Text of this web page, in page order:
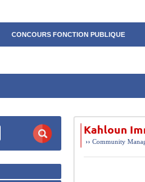
CONCOURS FONCTION PUBLIQUE
Kahloun
››Community